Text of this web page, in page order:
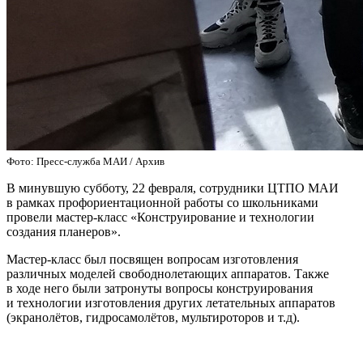
Фото: Пресс-служба МАИ / Архив
В минувшую субботу, 22 февраля, сотрудники ЦТПО МАИ
в рамках профориентационной работы со школьниками
провели мастер-класс «Конструирование и технологии
создания планеров».
Мастер-класс был посвящен вопросам изготовления
различных моделей свободнолетающих аппаратов. Также
в ходе него были затронуты вопросы конструирования
и технологии изготовления других летательных аппаратов
(экранолётов, гидросамолётов, мультироторов и т.д).